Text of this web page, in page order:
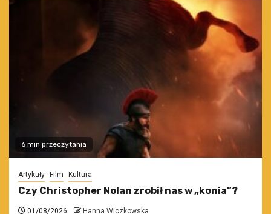
6 min przeczytania
Artykuły Film Kultura
Czy Christopher Nolan zrobił nas w „konia”?
01/08/2026 Hanna Wiczkowska